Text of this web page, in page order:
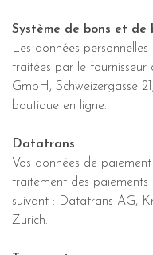
Système de bons et de
Les données
traitées par le
GmbH, Schweizergasse
boutique en ligne.
Datatrans
Vos données de
traitement des paiements
suivant : Datatrans AG,
Zurich.